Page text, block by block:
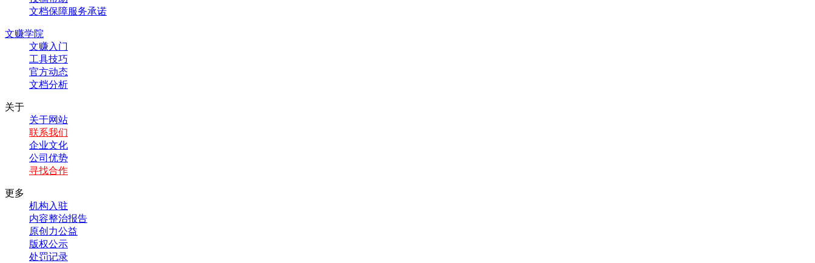
文档保障服务承诺
文赚学院
文赚入门
工具技巧
官方动态
文档分析
关于
关于网站
联系我们
企业文化
公司优势
寻找合作
更多
机构入驻
内容整治报告
原创力公益
版权公示
处罚记录